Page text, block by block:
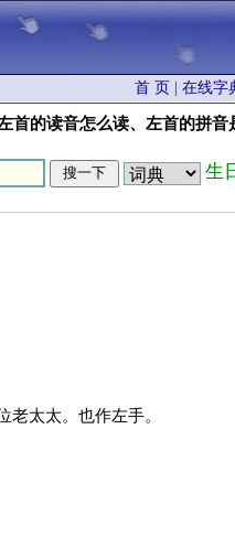
首 页 在线字
首的读音怎么读、左首的拼音
生
老太太。也作左手。